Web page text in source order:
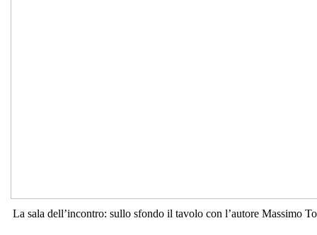
La sala dell’incontro: sullo sfondo il tavolo con l’autore Massimo